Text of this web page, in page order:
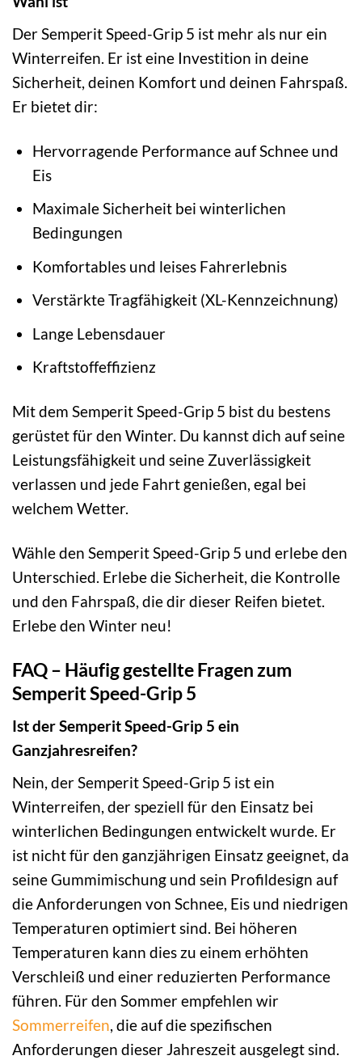
Der Semperit Speed-Grip 5 ist mehr als nur ein
Winterreifen. Er ist eine Investition in deine
Sicherheit, deinen Komfort und deinen Fahrspaß.
Er bietet dir:
Hervorragende Performance auf Schnee und
Eis
Maximale Sicherheit bei winterlichen
Bedingungen
Komfortables und leises Fahrerlebnis
Verstärkte Tragfähigkeit (XL-Kennzeichnung)
Lange Lebensdauer
Kraftstoffeffizienz
Mit dem Semperit Speed-Grip 5 bist du bestens
gerüstet für den Winter. Du kannst dich auf seine
Leistungsfähigkeit und seine Zuverlässigkeit
verlassen und jede Fahrt genießen, egal bei
welchem Wetter.
Wähle den Semperit Speed-Grip 5 und erlebe den
Unterschied. Erlebe die Sicherheit, die Kontrolle
und den Fahrspaß, die dir dieser Reifen bietet.
Erlebe den Winter neu!
FAQ – Häufig gestellte Fragen zum
Semperit Speed-Grip 5
Ist der Semperit Speed-Grip 5 ein
Ganzjahresreifen?
Nein, der Semperit Speed-Grip 5 ist ein
Winterreifen, der speziell für den Einsatz bei
winterlichen Bedingungen entwickelt wurde. Er
ist nicht für den ganzjährigen Einsatz geeignet, da
seine Gummimischung und sein Profildesign auf
die Anforderungen von Schnee, Eis und niedrigen
Temperaturen optimiert sind. Bei höheren
Temperaturen kann dies zu einem erhöhten
Verschleiß und einer reduzierten Performance
führen. Für den Sommer empfehlen wir
Sommerreifen, die auf die spezifischen
Anforderungen dieser Jahreszeit ausgelegt sind.